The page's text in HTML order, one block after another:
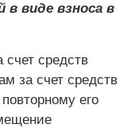
виде взноса в
средств
за счет средств
его